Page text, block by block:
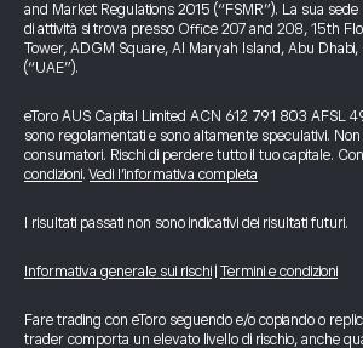
and Market Regulations 2015 (“FSMR”). La sua
di attività si trova presso Office 207 and 208, 15th
Tower, ADGM Square, Al Maryah Island, Abu
(“UAE”).
eToro AUS Capital Limited ACN 612 791 803 AFSL
sono regolamentati e sono altamente speculativi.
consumatori. Rischi di perdere tutto il tuo capitale.
condizioni.Vedi l’informativa completa
I risultati passati non sono indicativi dei risultati futuri.
Informativa generale sui rischi Termini e condizioni
Fare trading con eToro seguendo e/o copiando o
trader comporta un elevato livello di rischio, anche